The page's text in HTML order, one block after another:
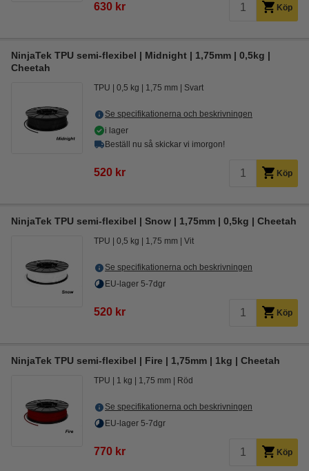
630 kr Köp
NinjaTek TPU semi-flexibel | Midnight | 1,75mm | 0,5kg |
Cheetah
TPU 0,5 kg 1,75 mm Svart
Se specifikationerna och beskrivningen
i lager
Beställ nu så skickar vi imorgon!
520 kr Köp
NinjaTek TPU semi-flexibel | Snow | 1,75mm | 0,5kg | Cheetah
TPU 0,5 kg 1,75 mm Vit
Se specifikationerna och beskrivningen
EU-lager 5-7dgr
520 kr Köp
NinjaTek TPU semi-flexibel | Fire | 1,75mm | 1kg | Cheetah
TPU 1 kg 1,75 mm Röd
Se specifikationerna och beskrivningen
EU-lager 5-7dgr
770 kr Köp